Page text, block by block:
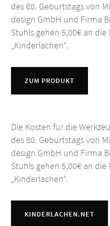
des 80. Geburtstags von
design GmbH und Firma
Stuhls gehen 5,00€ an
„Kinderlachen“.
ZUM PRODUKT
Die Kosten für die
des 80. Geburtstags von
design GmbH und Firma
Stuhls gehen 5,00€ an
„Kinderlachen“.
KINDERLACHEN.NET